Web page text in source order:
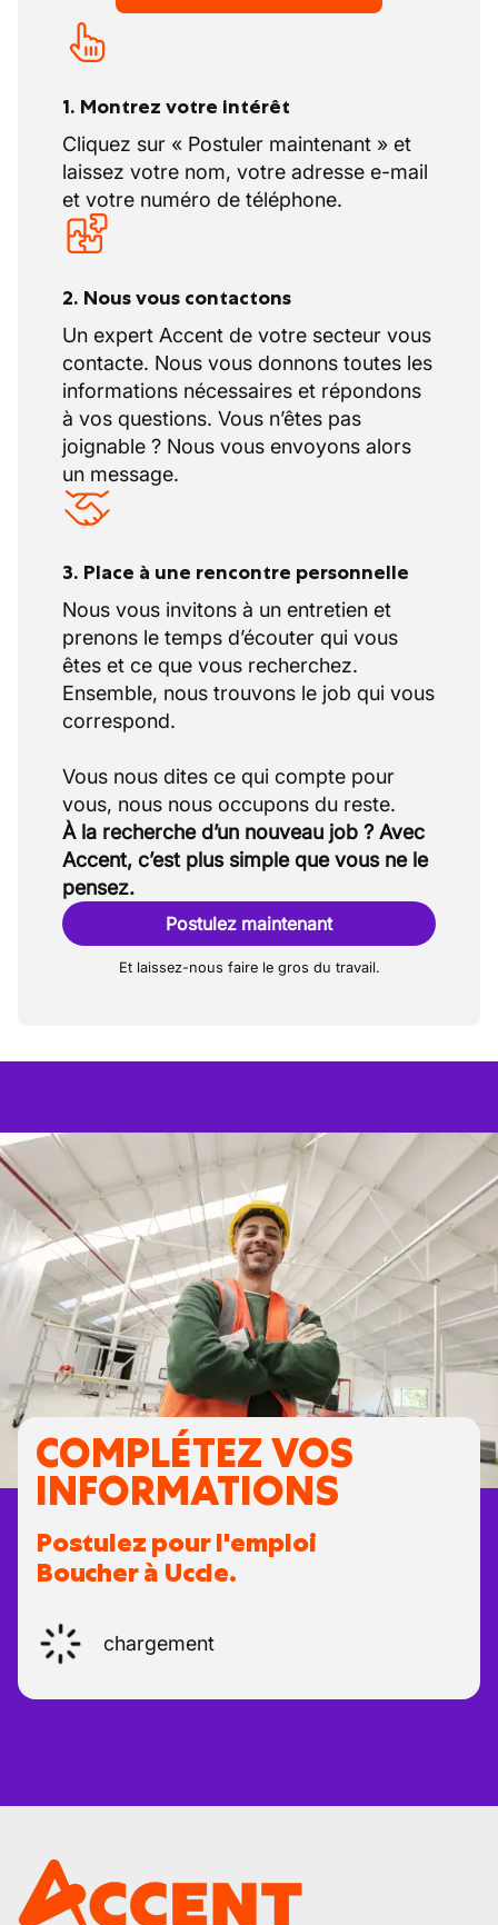
1. Montrez votre intérêt
Cliquez sur « Postuler maintenant » et
laissez votre nom, votre adresse e-mail
et votre numéro de téléphone.
2. Nous vous contactons
Un expert Accent de votre secteur vous
contacte. Nous vous donnons toutes les
informations nécessaires et répondons
à vos questions. Vous n’êtes pas
joignable ? Nous vous envoyons alors
un message.
3. Place à une rencontre personnelle
Nous vous invitons à un entretien et
prenons le temps d’écouter qui vous
êtes et ce que vous recherchez.
Ensemble, nous trouvons le job qui vous
correspond.
Vous nous dites ce qui compte pour
À la recherche d’un nouveau job ? Avec
Accent, c’est plus simple que vous ne le
pensez.
Postulez maintenant
Et laissez-nous faire le gros du travail.
COMPLÉTEZ VOS
INFORMATIONS
Postulez pour l'emploi
Boucher à Uccle.
chargement